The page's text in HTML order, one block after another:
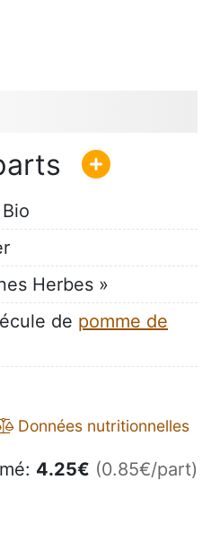
Bio
Herbes »
de pomme de
Données nutritionnelles
4.25€ (0.85€/part)